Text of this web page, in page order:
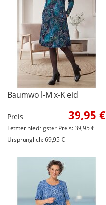
Baumwoll-Mix-Kleid
Preis 39,95 €
Letzter niedrigster Preis: 39,95 €
Ursprünglich: 69,95 €